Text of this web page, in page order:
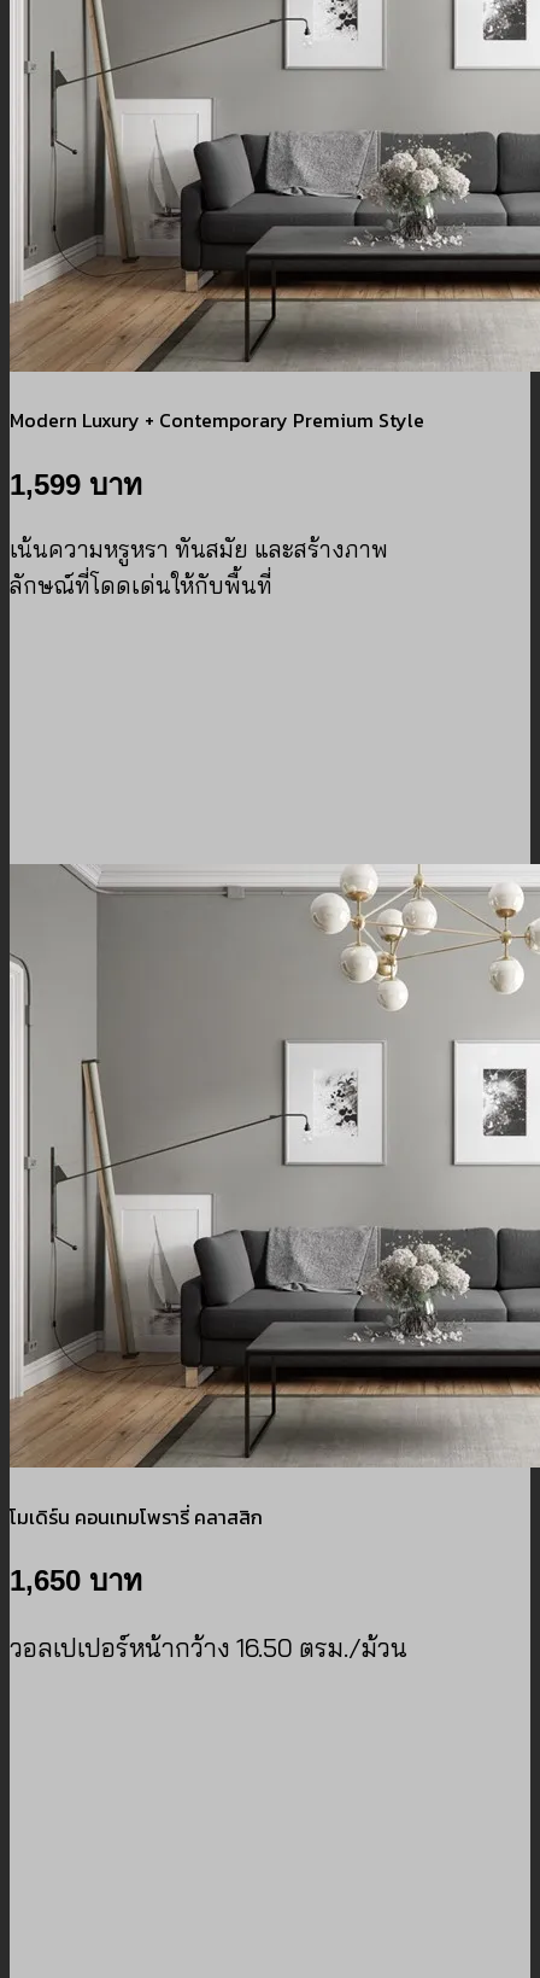
Modern Luxury + Contemporary Premium Style
1,599 บาท
เน้นความหรูหรา ทันสมัย และสร้างภาพ
ลักษณ์ที่โดดเด่นให้กับพื้นที่
โมเดิร์น คอนเทมโพรารี่ คลาสสิก
1,650 บาท
วอลเปเปอร์หน้ากว้าง 16.50 ตรม./ม้วน